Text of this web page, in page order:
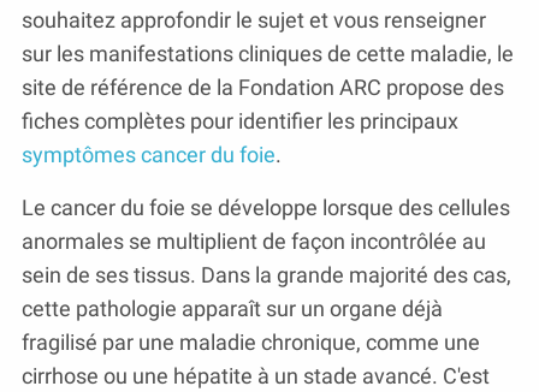
souhaitez approfondir le sujet et vous renseigner
sur les manifestations cliniques de cette maladie, le
site de référence de la Fondation ARC propose des
fiches complètes pour identifier les principaux
symptômes cancer du foie.
Le cancer du foie se développe lorsque des cellules
anormales se multiplient de façon incontrôlée au
sein de ses tissus. Dans la grande majorité des cas,
cette pathologie apparaît sur un organe déjà
fragilisé par une maladie chronique, comme une
cirrhose ou une hépatite à un stade avancé. C'est